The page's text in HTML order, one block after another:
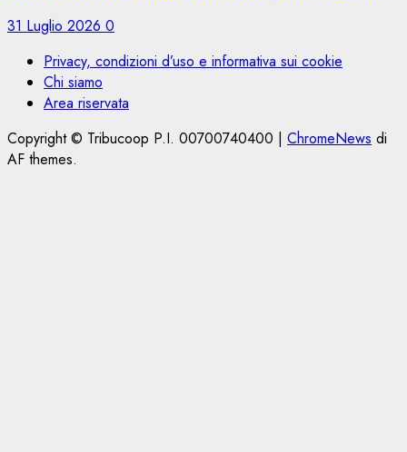
31 Luglio 2026 0
Privacy, condizioni d’uso e informativa sui cookie
Chi siamo
Area riservata
Copyright © Tribucoop P.I. 00700740400 | ChromeNews di
AF themes.